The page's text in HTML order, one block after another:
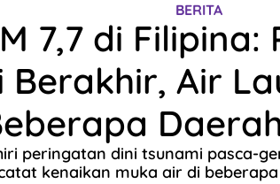
BERITA
7,7 di
Berakhir, Air
peringatan dini tsunami pasca-
kenaikan muka air di